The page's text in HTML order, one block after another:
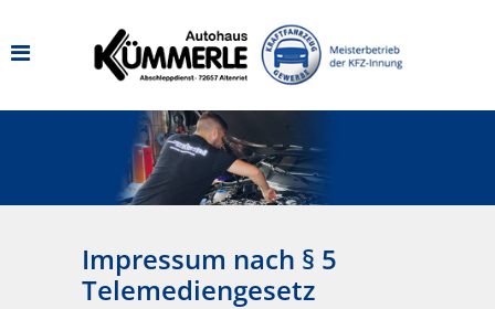
Impressum nach § 5
Telemediengesetz